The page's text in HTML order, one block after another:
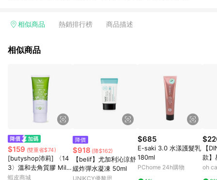
下單，每筆交易前請確認有經過LINE購物跳轉頁才符合返點資
數將於廠商出貨後30天前後發送。5.屈臣氏保留365天訂單記
新屈臣氏APP至版本26010.4.0。
相似商品 熱銷排行榜 商品描述
相似商品
$159 (雙重省$74)
[butyshop沛莉] 〈14
3〉溫和去角質膠 Mild
Peeling Gel (100gm)
蝦皮商城
降價
$918 (降$162)
【belif】尤加利沁涼舒
緩炸彈水凝凍 50ml
UNIKCY優黎思
$685
E-saki 3.0 水漾護髮乳
180ml
PChome 24h購物
【
款】
g
oh